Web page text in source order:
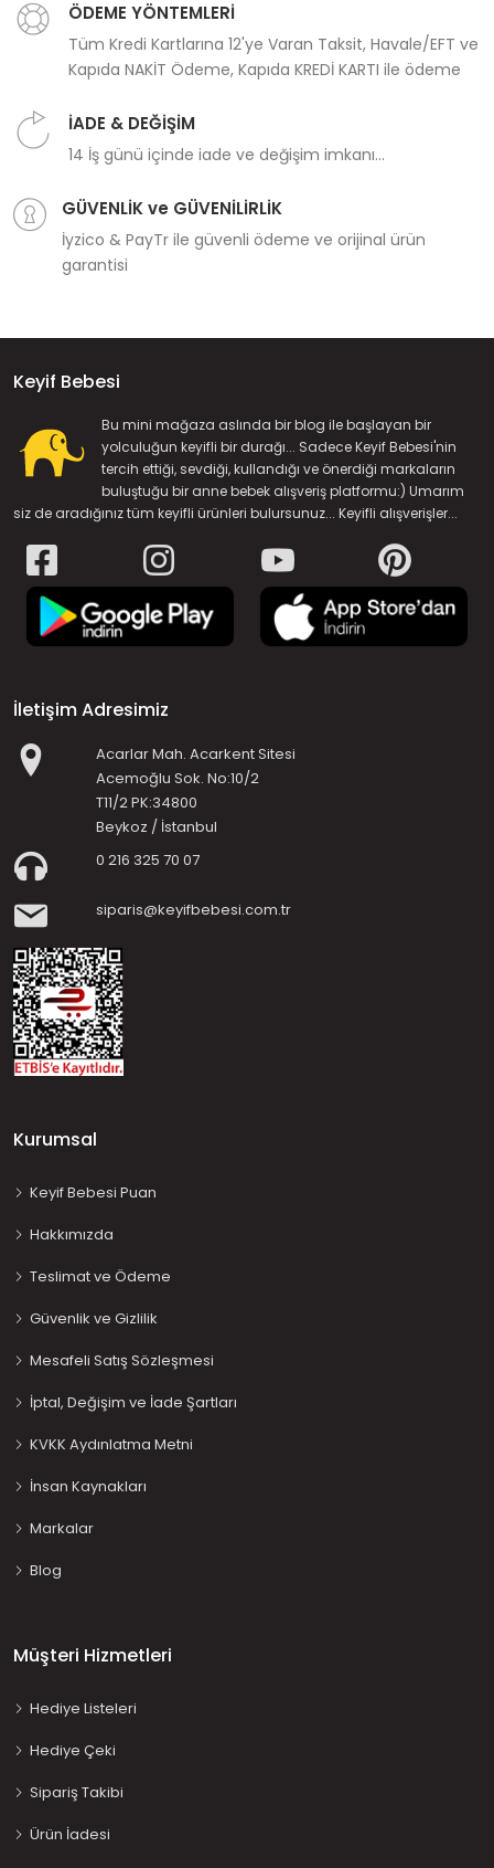
ÖDEME YÖNTEMLERİ
Tüm Kredi Kartlarına 12'ye Varan Taksit, Havale/EFT ve
Kapıda NAKİT Ödeme, Kapıda KREDİ KARTI ile ödeme
İADE & DEĞİŞİM
14 İş günü içinde iade ve değişim imkanı...
GÜVENLİK ve GÜVENİLİRLİK
İyzico & PayTr ile güvenli ödeme ve orijinal ürün
garantisi
Keyif Bebesi
Bu mini mağaza aslında bir blog ile başlayan bir
yolculuğun keyifli bir durağı... Sadece Keyif Bebesi'nin
tercih ettiği, sevdiği, kullandığı ve önerdiği markaların
buluştuğu bir anne bebek alışveriş platformu:) Umarım
siz de aradığınız tüm keyifli ürünleri bulursunuz... Keyifli alışverişler...
İletişim Adresimiz
Acarlar Mah. Acarkent Sitesi
Acemoğlu Sok. No:10/2
T11/2 PK:34800
Beykoz / İstanbul
0 216 325 70 07
siparis@keyifbebesi.com.tr
Kurumsal
Keyif Bebesi Puan
Hakkımızda
Teslimat ve Ödeme
Güvenlik ve Gizlilik
Mesafeli Satış Sözleşmesi
İptal, Değişim ve İade Şartları
KVKK Aydınlatma Metni
İnsan Kaynakları
Markalar
Blog
Müşteri Hizmetleri
Hediye Listeleri
Hediye Çeki
Sipariş Takibi
Ürün İadesi